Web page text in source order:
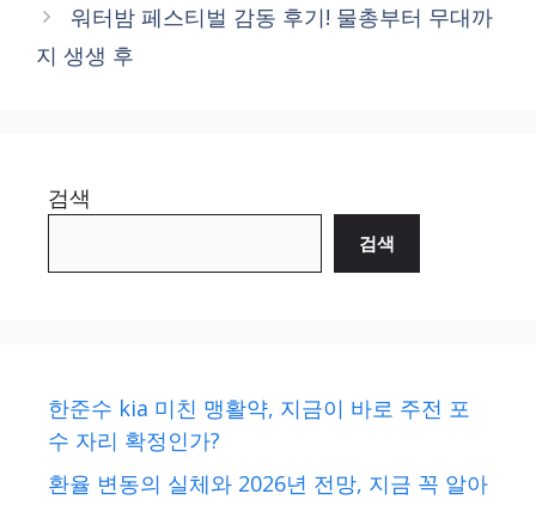
워터밤 페스티벌 감동 후기! 물총부터 무대까
지 생생 후
검색
검색
한준수 kia 미친 맹활약, 지금이 바로 주전 포
수 자리 확정인가?
환율 변동의 실체와 2026년 전망, 지금 꼭 알아